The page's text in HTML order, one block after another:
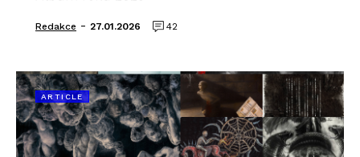
Redakce - 27.01.2026 42
ARTICLE